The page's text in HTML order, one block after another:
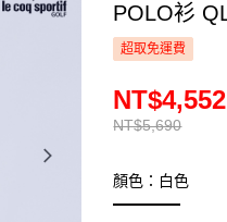
POLO衫
超取免運費
NT$5,690
NT$4,552
顏色：白色